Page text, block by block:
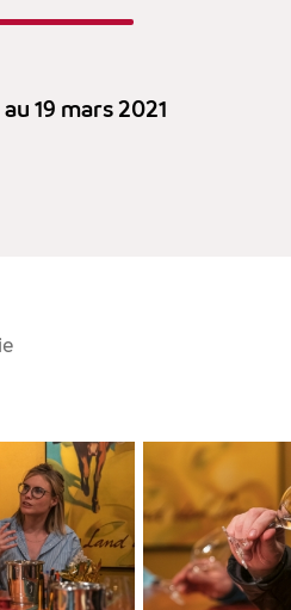
au 19 mars 2021